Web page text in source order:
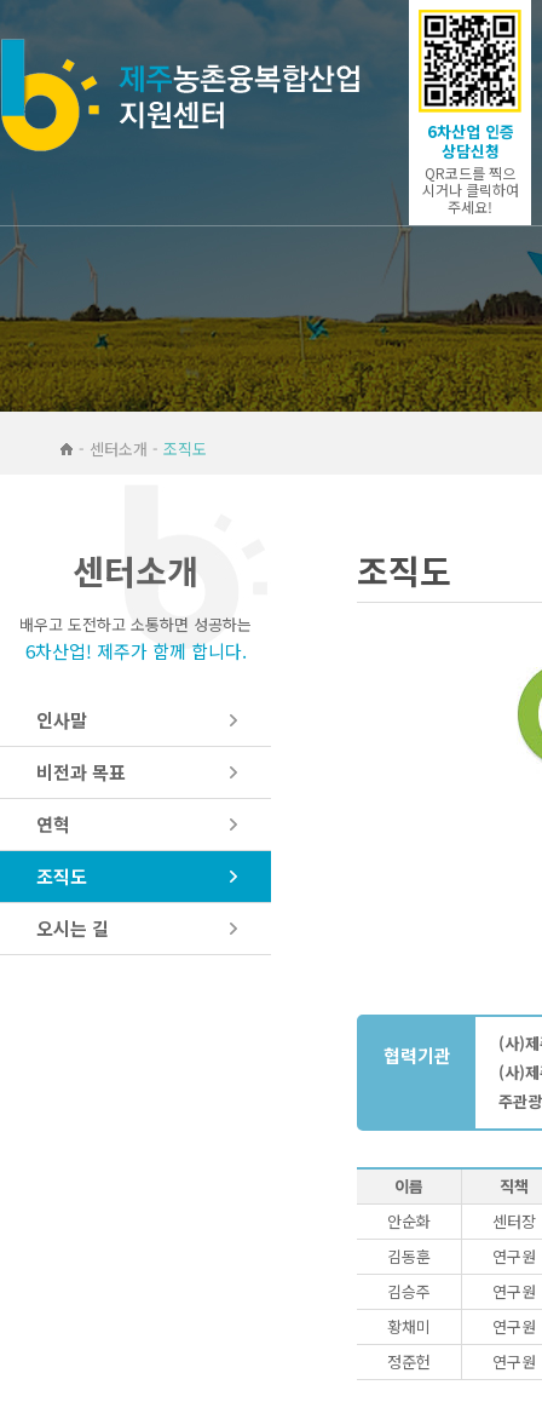
6차산업 인증
상담신청
QR코드를 찍으
시거나 클릭하여
주세요!
- 센터소개 - 조직도
센터소개
배우고 도전하고 소통하면 성공하는
6차산업! 제주가 함께 합니다.
인사말
비전과 목표
연혁
조직도
오시는 길
조직도
협력기관
(사)
(사)
주관
이름
직책
안순화
센터장
김동훈
연구원
김승주
연구원
황채미
연구원
정준헌
연구원